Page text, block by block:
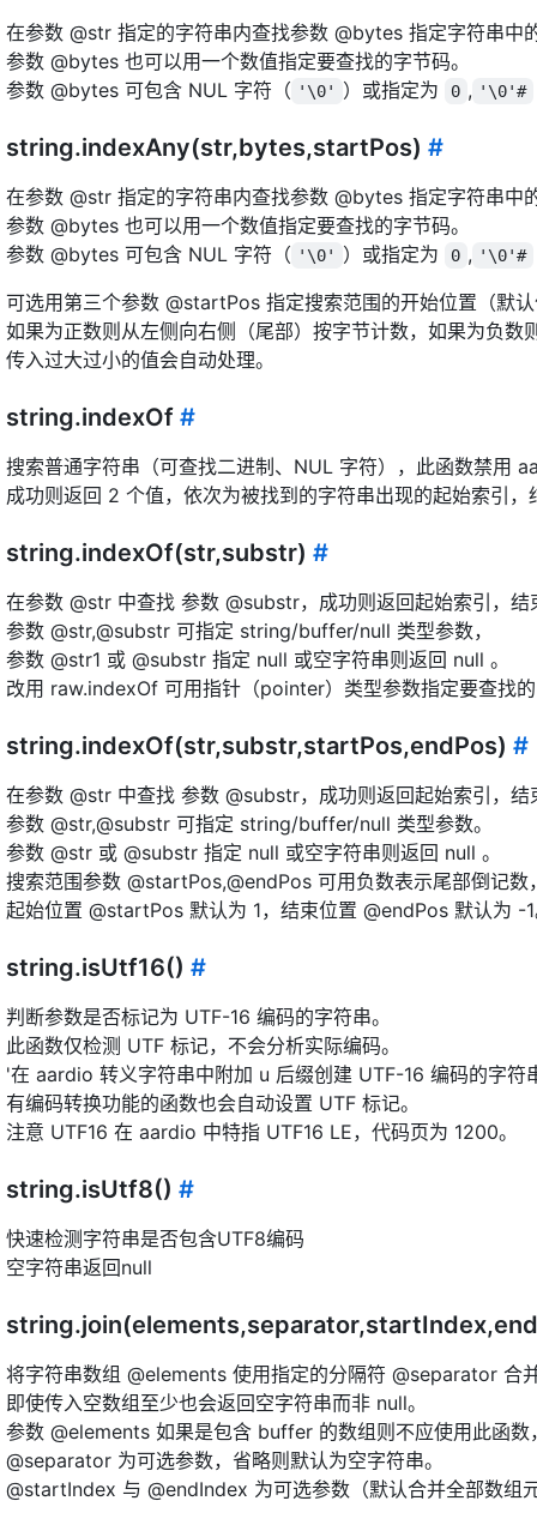
在参数 @str 指定的字符串内查找参数 @bytes 指定字符串中
参数 @bytes 也可以用一个数值指定要查找的字节码。
参数 @bytes 可包含 NUL 字符（ '\0' ）或指定为 0 , '\0'#
string.indexAny(str,bytes,startPos) #
在参数 @str 指定的字符串内查找参数 @bytes 指定字符串中
参数 @bytes 也可以用一个数值指定要查找的字节码。
参数 @bytes 可包含 NUL 字符（ '\0' ）或指定为 0 , '\0'#
可选用第三个参数 @startPos 指定搜索范围的开始位置（默
如果为正数则从左侧向右侧（尾部）按字节计数，如果为负数
传入过大过小的值会自动处理。
string.indexOf #
搜索普通字符串（可查找二进制、NUL 字符），此函数禁用
成功则返回 2 个值，依次为被找到的字符串出现的起始索引，
string.indexOf(str,substr) #
在参数 @str 中查找 参数 @substr，成功则返回起始索引，结
参数 @str,@substr 可指定 string/buffer/null 类型参数，
参数 @str1 或 @substr 指定 null 或空字符串则返回 null 。
改用 raw.indexOf 可用指针（pointer）类型参数指定要查找
string.indexOf(str,substr,startPos,endPos) #
在参数 @str 中查找 参数 @substr，成功则返回起始索引，结
参数 @str,@substr 可指定 string/buffer/null 类型参数。
参数 @str 或 @substr 指定 null 或空字符串则返回 null 。
搜索范围参数 @startPos,@endPos 可用负数表示尾部倒记
起始位置 @startPos 默认为 1，结束位置 @endPos 默认为 -
string.isUtf16() #
判断参数是否标记为 UTF-16 编码的字符串。
此函数仅检测 UTF 标记，不会分析实际编码。
'在 aardio 转义字符串中附加 u 后缀创建 UTF-16 编码的字符
有编码转换功能的函数也会自动设置 UTF 标记。
注意 UTF16 在 aardio 中特指 UTF16 LE，代码页为 1200。
string.isUtf8() #
快速检测字符串是否包含UTF8编码
空字符串返回null
将字符串数组 @elements 使用指定的分隔符 @separator 合
即使传入空数组至少也会返回空字符串而非 null。
参数 @elements 如果是包含 buffer 的数组则不应使用此函
@separator 为可选参数，省略则默认为空字符串。
@startIndex 与 @endIndex 为可选参数（默认合并全部数组